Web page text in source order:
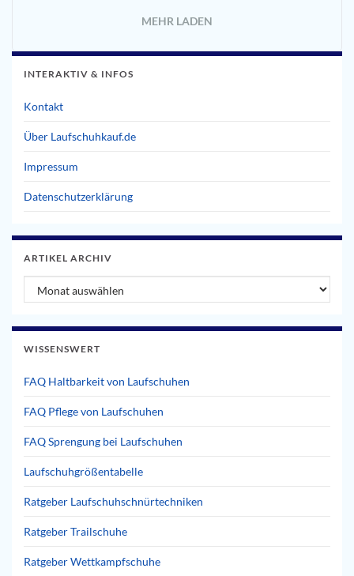
MEHR LADEN
INTERAKTIV & INFOS
Kontakt
Über Laufschuhkauf.de
Impressum
Datenschutzerklärung
ARTIKEL ARCHIV
Artikel Archiv
WISSENSWERT
FAQ Haltbarkeit von Laufschuhen
FAQ Pflege von Laufschuhen
FAQ Sprengung bei Laufschuhen
Laufschuhgrößentabelle
Ratgeber Laufschuhschnürtechniken
Ratgeber Trailschuhe
Ratgeber Wettkampfschuhe